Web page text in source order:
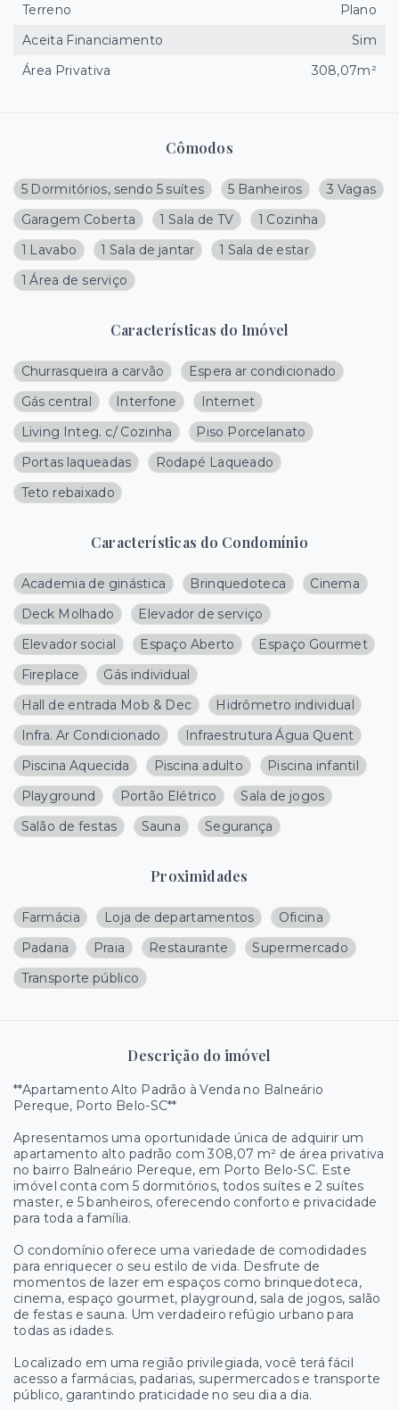
Cômodos
5 Dormitórios, sendo 5 suítes 5 Banheiros
3 Vagas
Garagem Coberta
1 Sala de TV
1 Cozinha
1 Lavabo
1 Sala de jantar
1 Sala de estar
1 Área de serviço
Características do Imóvel
Churrasqueira a carvão
Espera ar condicionado
Gás central
Interfone
Internet
Living Integ. c/ Cozinha
Piso Porcelanato
Portas laqueadas
Rodapé Laqueado
Teto rebaixado
Características do Condomínio
Academia de ginástica Brinquedoteca
Cinema
Deck Molhado
Elevador de serviço
Elevador social
Espaço Aberto
Espaço Gourmet
Fireplace
Gás individual
Hall de entrada Mob & Dec
Hidrômetro individual
Infra. Ar Condicionado
Infraestrutura Água Quent
Piscina Aquecida
Piscina adulto
Piscina infantil
Playground
Portão Elétrico
Sala de jogos
Salão de festas
Sauna Segurança
Proximidades
Farmácia Loja de departamentos
Oficina
Padaria
Praia Restaurante
Supermercado
Transporte público
Descrição do imóvel
**Apartamento Alto Padrão à Venda no Balneário
Pereque, Porto Belo-SC**
Apresentamos uma oportunidade única de adquirir um
apartamento alto padrão com 308,07 m² de área privativa
no bairro Balneário Pereque, em Porto Belo-SC. Este
imóvel conta com 5 dormitórios, todos suítes e 2 suítes
master, e 5 banheiros, oferecendo conforto e privacidade
para toda a família.
O condomínio oferece uma variedade de comodidades
para enriquecer o seu estilo de vida. Desfrute de
momentos de lazer em espaços como brinquedoteca,
cinema, espaço gourmet, playground, sala de jogos, salão
de festas e sauna. Um verdadeiro refúgio urbano para
todas as idades.
Localizado em uma região privilegiada, você terá fácil
acesso a farmácias, padarias, supermercados e transporte
público, garantindo praticidade no seu dia a dia.
Terreno
Plano
Aceita Financiamento
Sim
Área Privativa
308,07m²